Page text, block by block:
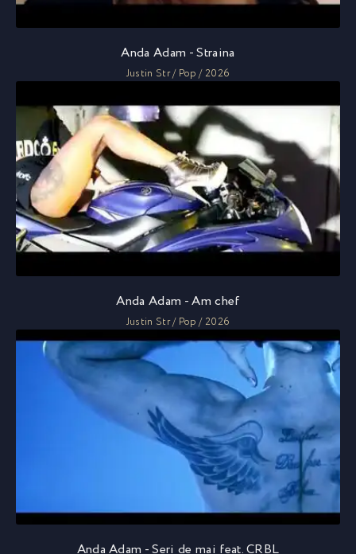
Anda Adam - Straina
Justin Str / Pop / 2026
Anda Adam - Am chef
Justin Str / Pop / 2026
Anda Adam - Seri de mai feat. CRBL